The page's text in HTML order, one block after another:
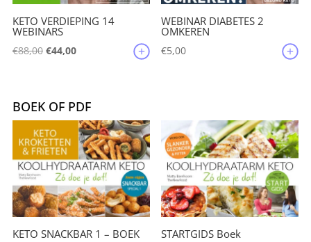
KETO VERDIEPING 14
WEBINARS
€88,00 Oorspronkelijke
€88,00.
€44,00Huidige
€44,00.
WEBINAR DIABETES 2
OMKEREN
€5,00
BOEK OF PDF
KETO SNACKBAR 1 – BOEK STARTGIDS Boek